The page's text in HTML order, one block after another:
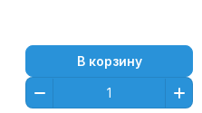
В корзину